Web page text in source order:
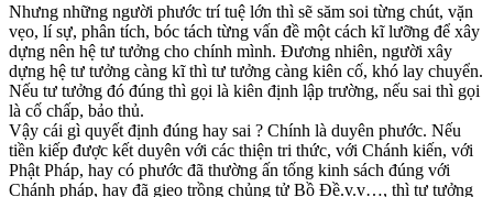
Nhưng những người phước trí tuệ lớn thì sẽ săm soi từng chút, vặn
vẹo, lí sự, phân tích, bóc tách từng vấn đề một cách kĩ lưỡng để xây
dựng nên hệ tư tưởng cho chính mình. Đương nhiên, người xây
dựng hệ tư tưởng càng kĩ thì tư tưởng càng kiên cố, khó lay chuyển.
Nếu tư tưởng đó đúng thì gọi là kiên định lập trường, nếu sai thì gọi
là cố chấp, bảo thủ.
Vậy cái gì quyết định đúng hay sai ? Chính là duyên phước. Nếu
tiền kiếp được kết duyên với các thiện tri thức, với Chánh kiến, với
Phật Pháp, hay có phước đã thường ấn tống kinh sách đúng với
Chánh pháp, hay đã gieo trồng chủng tử Bồ Đề.v.v…, thì tư tưởng